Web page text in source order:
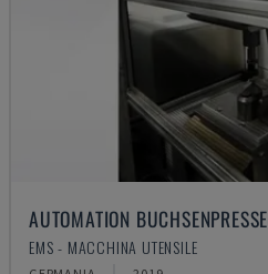
AUTOMATION BUCHSENPRESSE
EMS - MACCHINA UTENSILE